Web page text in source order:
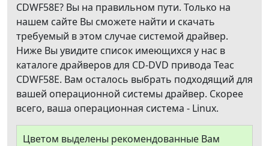
CDWF58E? Вы на правильном пути. Только на
нашем сайте Вы сможете найти и скачать
требуемый в этом случае системой драйвер.
Ниже Вы увидите список имеющихся у нас в
каталоге драйверов для CD-DVD привода Teac
CDWF58E. Вам осталось выбрать подходящий для
вашей операционной системы драйвер. Скорее
всего, ваша операционная система - Linux.
Цветом выделены рекомендованные Вам